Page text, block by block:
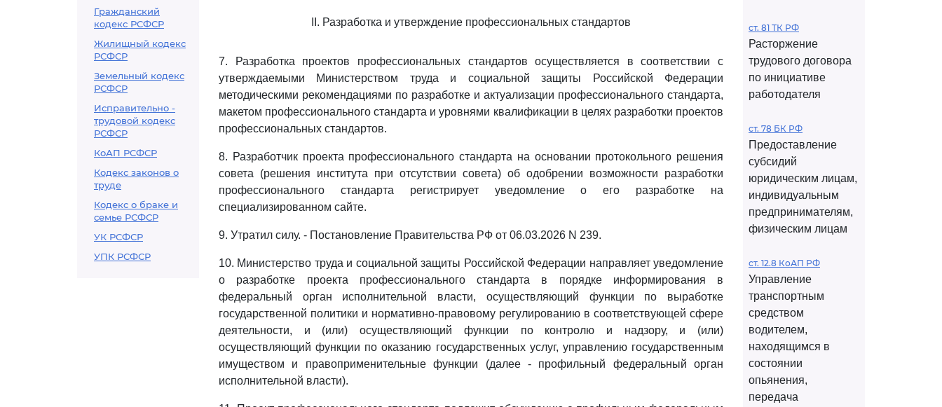
Гражданский
кодекс РСФСР
Жилищный кодекс
РСФСР
Земельный кодекс
РСФСР
Исправительно -
трудовой кодекс
РСФСР
КоАП РСФСР
Кодекс законов о
труде
Кодекс о браке и
семье РСФСР
УК РСФСР
УПК РСФСР
II. Разработка и утверждение профессиональных стандартов
7. Разработка проектов профессиональных стандартов осуществляется в соответствии с
утверждаемыми Министерством труда и социальной защиты Российской Федерации
методическими рекомендациями по разработке и актуализации профессионального стандарта,
макетом профессионального стандарта и уровнями квалификации в целях разработки проектов
профессиональных стандартов.
8. Разработчик проекта профессионального стандарта на основании протокольного решения
совета (решения института при отсутствии совета) об одобрении возможности разработки
профессионального стандарта регистрирует уведомление о его разработке на
специализированном сайте.
9. Утратил силу. - Постановление Правительства РФ от 06.03.2026 N 239.
10. Министерство труда и социальной защиты Российской Федерации направляет уведомление
о разработке проекта профессионального стандарта в порядке информирования в
федеральный орган исполнительной власти, осуществляющий функции по выработке
государственной политики и нормативно-правовому регулированию в соответствующей сфере
деятельности, и (или) осуществляющий функции по контролю и надзору, и (или)
осуществляющий функции по оказанию государственных услуг, управлению государственным
имуществом и правоприменительные функции (далее - профильный федеральный орган
исполнительной власти).
ст. 81 ТК РФ
Расторжение
трудового договора
по инициативе
работодателя
ст. 78 БК РФ
Предоставление
субсидий
юридическим лицам,
индивидуальным
предпринимателям,
физическим лицам
ст. 12.8 КоАП РФ
Управление
транспортным
средством
водителем,
находящимся в
состоянии
опьянения,
передача